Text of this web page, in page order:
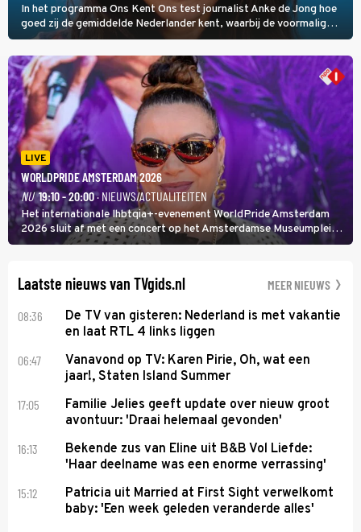
In het programma Ons Kent Ons test journalist Anke de Jong hoe
goed zij de gemiddelde Nederlander kent, waarbij de voormalig
hoofdredacteur van modebladen Glamour en Elle het samen met
rapper Keizer opneemt tegen Edson da Graça en Marc-Marie
Huijbregts.
LIVE
WORLDPRIDE AMSTERDAM 2026
NU 19:10 - 20:00· NIEUWS/ACTUALITEITEN
Het internationale lhbtqia+-evenement WorldPride Amsterdam
2026 sluit af met een concert op het Amsterdamse Museumplein.
Anita Doth is een van de optredende artiesten. In de jaren 90
Laatste nieuws van TVgids.nl MEER NIEUWS
08:36
De TV van gisteren: Nederland is met vakantie
en laat RTL 4 links liggen
06:47
Vanavond op TV: Karen Pirie, Oh, wat een
jaar!, Staten Island Summer
17:05
Familie Jelies geeft update over nieuw groot
avontuur: 'Draai helemaal gevonden'
16:13
Bekende zus van Eline uit B&B Vol Liefde:
'Haar deelname was een enorme verrassing'
15:12
Patricia uit Married at First Sight verwelkomt
baby: 'Een week geleden veranderde alles'